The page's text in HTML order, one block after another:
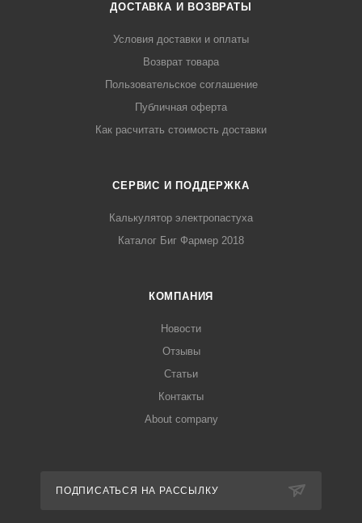
ДОСТАВКА И ВОЗВРАТЫ
Условия доставки и оплаты
Возврат товара
Пользовательское соглашение
Публичная оферта
Как расчитать стоимость доставки
СЕРВИС И ПОДДЕРЖКА
Калькулятор электропастуха
Каталог Биг Фармер 2018
КОМПАНИЯ
Новости
Отзывы
Статьи
Контакты
About company
ПОДПИСАТЬСЯ НА РАССЫЛКУ